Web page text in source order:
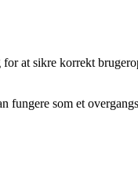
at sikre korrekt
fungere som et